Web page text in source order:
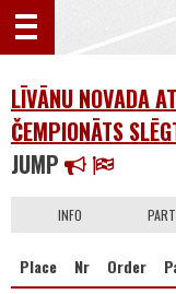
LĪVĀNU NOVADA
ČEMPIONĀTS
JUMP
INFO
Place Nr Order